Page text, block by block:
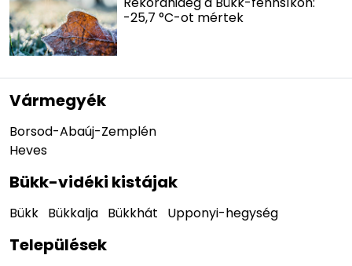
-25,7 °C-ot mértek
Vármegyék
Borsod-Abaúj-Zemplén
Heves
Bükk-vidéki kistájak
Bükk Bükkalja Bükkhát Upponyi-hegység
Települések